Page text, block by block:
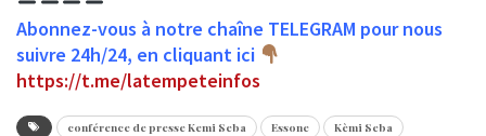
Abonnez-vous à notre chaîne TELEGRAM pour nous
suivre 24h/24, en cliquant ici
https://t.me/latempeteinfos
conférence de presse Kemi Seba Essone
Kèmi Seba